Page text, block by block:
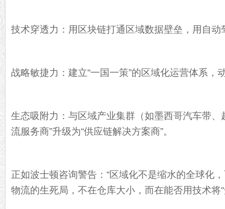
技术穿透力：用区块链打通区域数据壁垒，用自
战略敏捷力：建立“一国一策”的区域化运营体系，
生态吸附力：与区域产业集群（如墨西哥汽车带、
流服务商”升级为“供应链解决方案商”。
正如波士顿咨询警告：“区域化不是缩水的全球化
物流的生死局，不在仓库大小，而在能否用技术将“